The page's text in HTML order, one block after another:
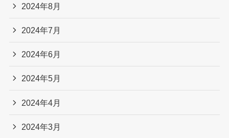
2024年8月
2024年7月
2024年6月
2024年5月
2024年4月
2024年3月